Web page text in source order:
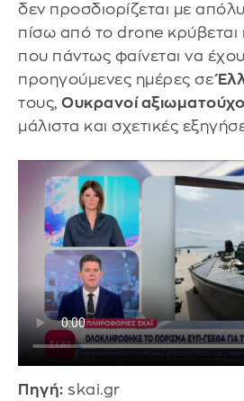
δεν προσδιορίζεται με
πίσω από το drone κρύβεται
που πάντως φαίνεται να
προηγούμενες ημέρες σε
τους, Ουκρανοί
μάλιστα και σχετικές
Πηγή: skai.gr